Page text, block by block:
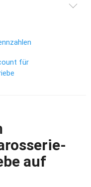
für
auf